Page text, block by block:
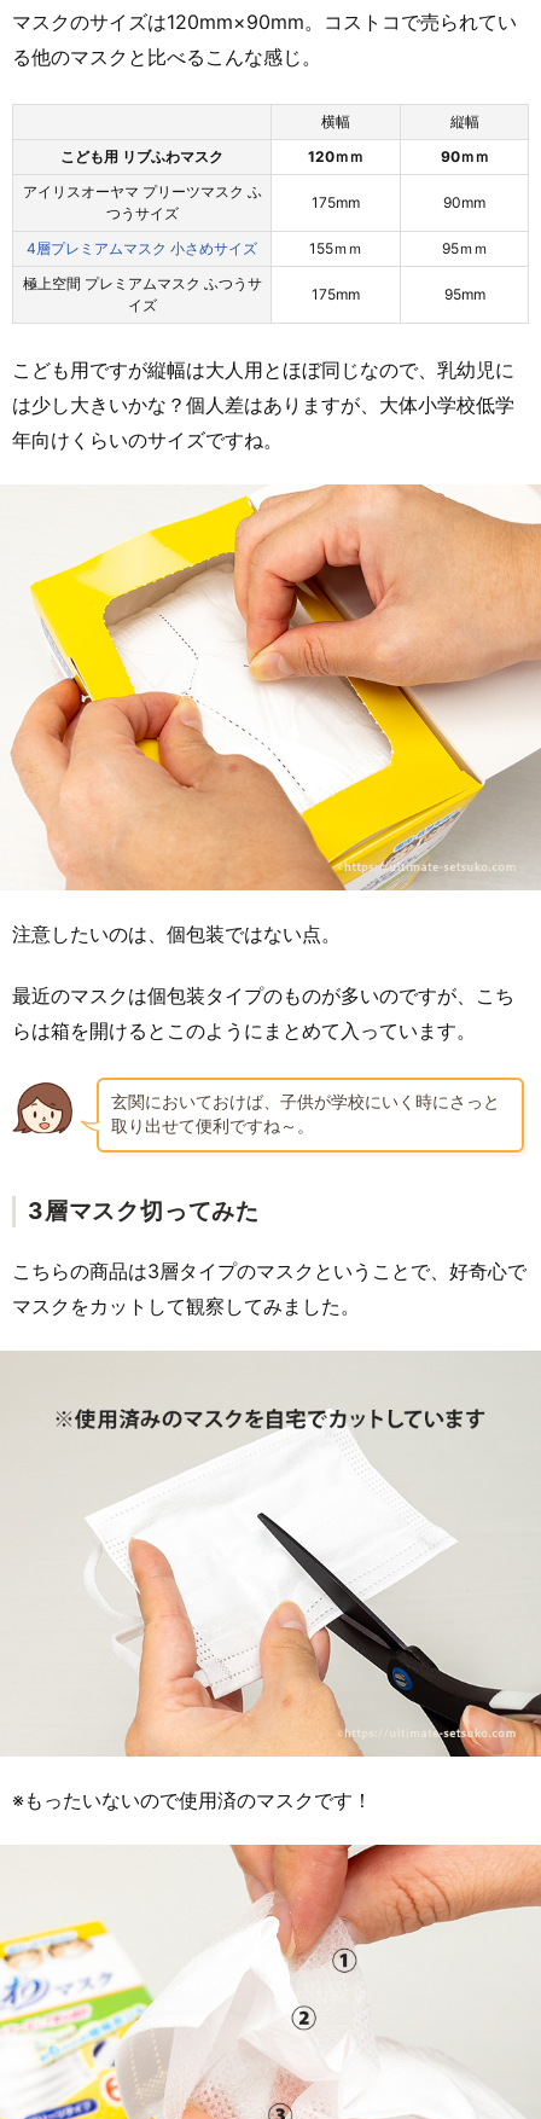
マスクのサイズは120mm×90mm。コストコで売られてい
る他のマスクと比べるこんな感じ。
横幅
縦幅
こども用 リブふわマスク
120ｍｍ
90ｍｍ
アイリスオーヤマ プリーツマスク ふ
つうサイズ
175mm 90mm
4層プレミアムマスク 小さめサイズ 155ｍｍ
95ｍｍ
極上空間 プレミアムマスク ふつうサ
イズ
175mm 95mm
こども用ですが縦幅は大人用とほぼ同じなので、乳幼児に
は少し大きいかな？個人差はありますが、大体小学校低学
年向けくらいのサイズですね。
注意したいのは、個包装ではない点。
最近のマスクは個包装タイプのものが多いのですが、こち
らは箱を開けるとこのようにまとめて入っています。
玄関においておけば、子供が学校にいく時にさっと
取り出せて便利ですね～。
3層マスク切ってみた
こちらの商品は3層タイプのマスクということで、好奇心で
マスクをカットして観察してみました。
※もったいないので使用済のマスクです！